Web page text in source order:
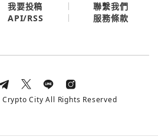
我要投稿
聯繫我們
API/RSS 服務條款
City All Rights Reserved